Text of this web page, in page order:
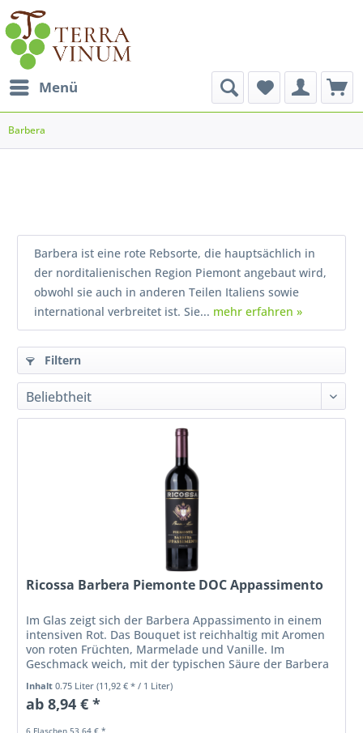
Menü
Barbera
Barbera ist eine rote Rebsorte, die hauptsächlich in
der norditalienischen Region Piemont angebaut wird,
obwohl sie auch in anderen Teilen Italiens sowie
international verbreitet ist. Sie... mehr erfahren »
Filtern
Ricossa Barbera Piemonte DOC Appassimento
Im Glas zeigt sich der Barbera Appassimento in einem
intensiven Rot. Das Bouquet ist reichhaltig mit Aromen
von roten Früchten, Marmelade und Vanille. Im
Geschmack weich, mit der typischen Säure der Barbera
Traube. Die weichen Tannine...
Inhalt0.75 Liter(11,92 € * / 1 Liter)
ab 8,94 € *
6 Flaschen 53,64 € *